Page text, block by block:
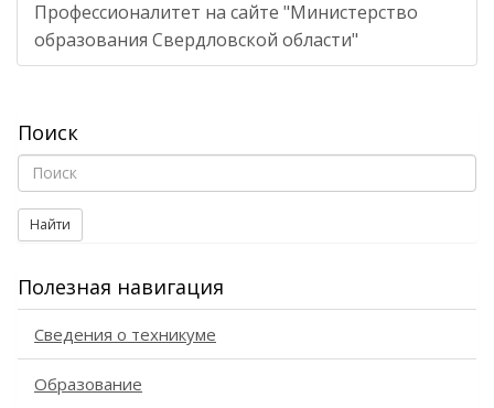
Профессионалитет на сайте "Министерство
образования Свердловской области"
Поиск
Найти
Полезная навигация
Сведения о техникуме
Образование